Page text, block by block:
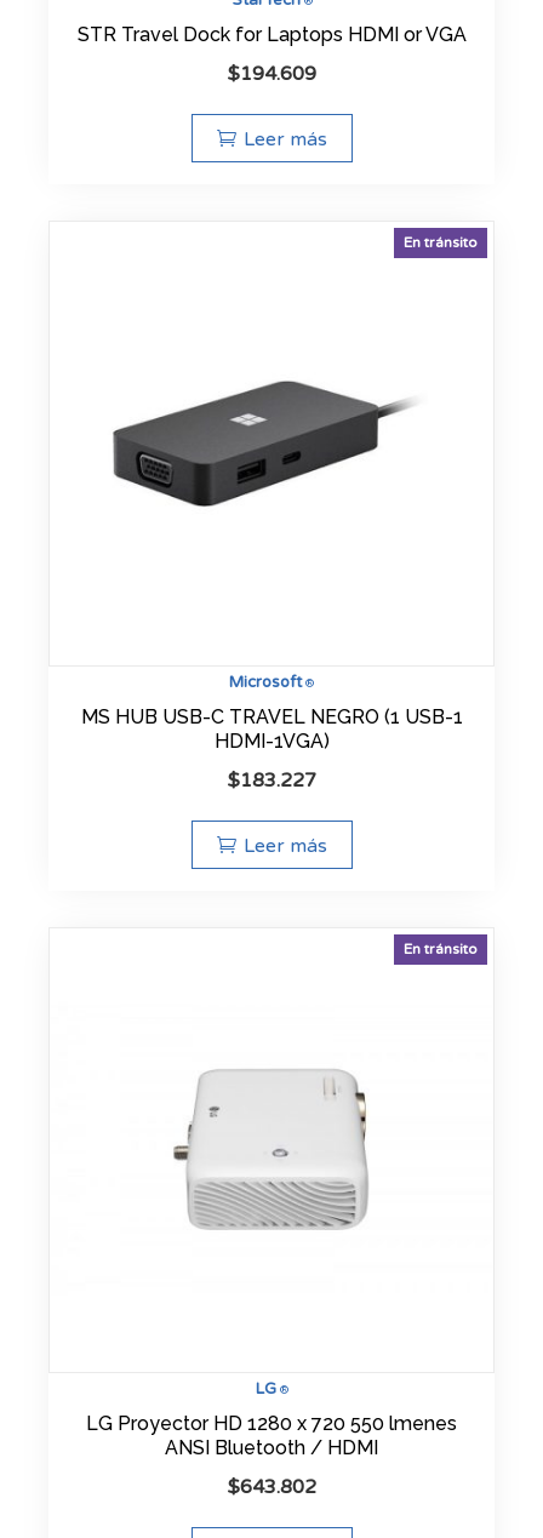
STR Travel Dock for Laptops HDMI or VGA
$194.609
Leer más
Microsoft®
En tránsito
MS HUB USB-C TRAVEL NEGRO (1 USB-1
HDMI-1VGA)
$183.227
Leer más
LG®
En tránsito
LG Proyector HD 1280 x 720 550 lmenes
ANSI Bluetooth / HDMI
$643.802